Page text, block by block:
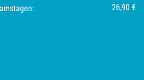
26,90 €